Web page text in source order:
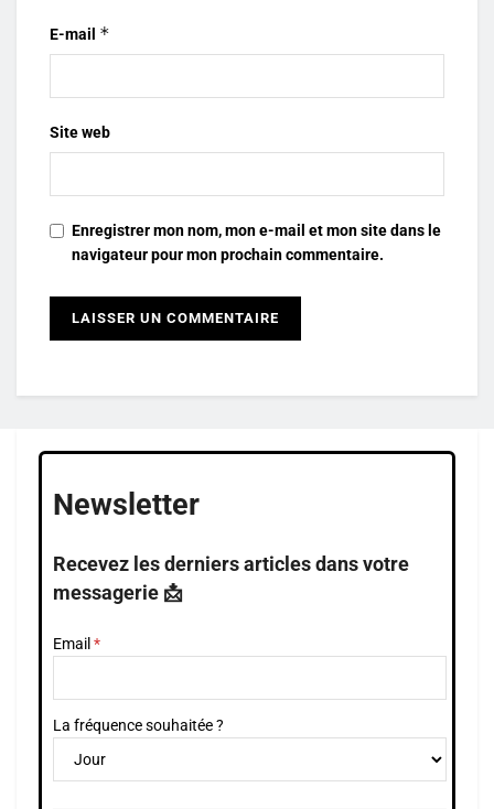
E-mail *
Site web
Enregistrer mon nom, mon e-mail et mon site dans le
navigateur pour mon prochain commentaire.
Newsletter
Recevez les derniers articles dans votre
messagerie 📩
Email
La fréquence souhaitée ?